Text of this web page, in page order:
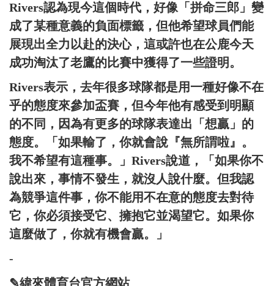
Rivers認為現今這個時代，好像「拼命三郎」變
成了某種意義的負面標籤，但他希望球員們能
展現出全力以赴的決心，這或許也在公鹿今天
成功淘汰了老鷹的比賽中獲得了一些證明。
Rivers表示，去年很多球隊都是用一種好像不在
乎的態度來參加盃賽，但今年他有感受到明顯
的不同，因為有更多的球隊表達出「想贏」的
態度。「如果輸了，你就會說『無所謂啦』。
我不希望有這種事。」Rivers說道，「如果你不
說出來，事情不發生，就沒人說什麼。但我認
為競爭這件事，你不能用不在意的態度去對待
它，你必須接受它、擁抱它並渴望它。如果你
這麼做了，你就有機會贏。」
-
✎緯來體育台官方網站